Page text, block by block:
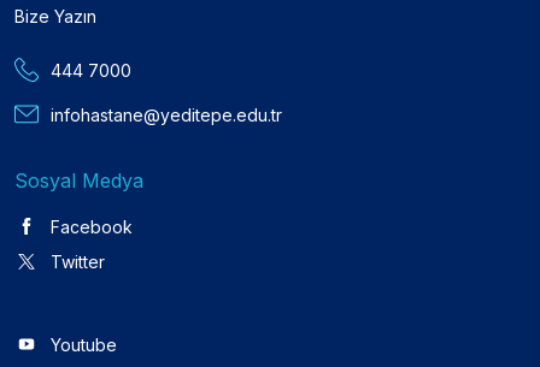
Bize Yazın
444 7000
infohastane@yeditepe.edu.tr
Sosyal Medya
Facebook
Twitter
Youtube